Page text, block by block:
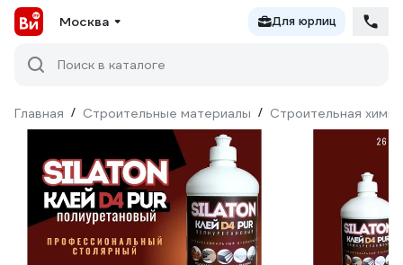
Москва Для юрлиц
Поиск в каталоге
Главная / Строительные материалы / Строительная химия